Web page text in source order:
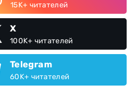
15K+ читателей
X
100K+ читателей
Telegram
60K+ читателей